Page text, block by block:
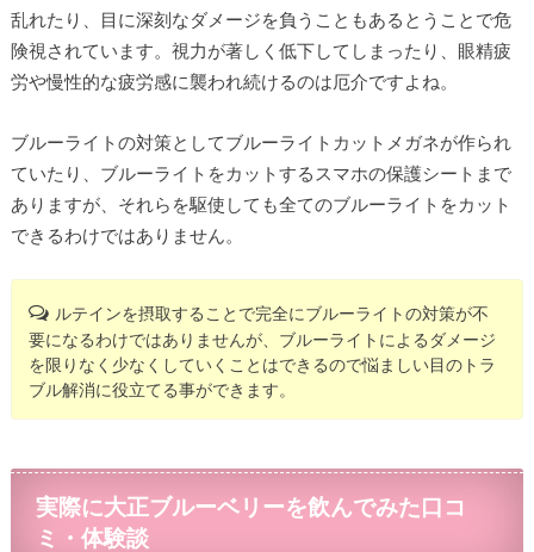
乱れたり、目に深刻なダメージを負うこともあるとうことで危
険視されています。視力が著しく低下してしまったり、眼精疲
労や慢性的な疲労感に襲われ続けるのは厄介ですよね。
ブルーライトの対策としてブルーライトカットメガネが作られ
ていたり、ブルーライトをカットするスマホの保護シートまで
ありますが、それらを駆使しても全てのブルーライトをカット
できるわけではありません。
ルテインを摂取することで完全にブルーライトの対策が不
要になるわけではありませんが、ブルーライトによるダメージ
を限りなく少なくしていくことはできるので悩ましい目のトラ
ブル解消に役立てる事ができます。
実際に大正ブルーベリーを飲んでみた口コ
ミ・体験談